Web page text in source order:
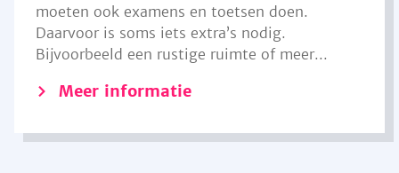
moeten ook examens en toetsen doen.
Daarvoor is soms iets extra’s nodig.
Bijvoorbeeld een rustige ruimte of meer...
Meer informatie